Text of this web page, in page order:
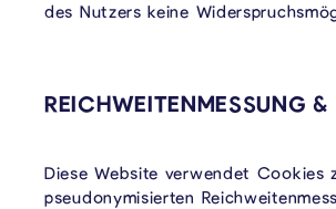
des Nutzers keine
REICHWEITENMESSUNG
Diese Website verwendet Cookies
pseudonymisierten